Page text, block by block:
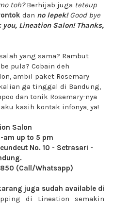
toh?Berhijab juga teteup
dan no lepek!Good bye
you, Lineation Salon! Thanks,
yang sama? Rambut
pula? Cobain deh
ambil paket Rosemary
ga tinggal di Bandung,
dan tonik Rosemary-nya
kasih kontak infonya, ya!
Salon
am up to 5 pm
No. 10 - Setrasari -
(Call/Whatsapp)
juga sudah available di
di Lineation semakin